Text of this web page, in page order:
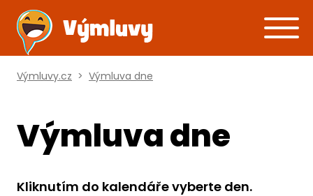
Výmluvy.cz > Výmluva dne
Výmluva dne
Kliknutím do kalendáře vyberte den.